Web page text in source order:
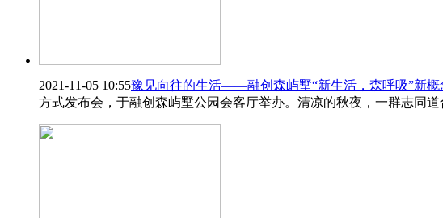
2021-11-05 10:55豫见向往的生活――融创森屿墅“新生活，森呼吸”新概
方式发布会，于融创森屿墅公园会客厅举办。清凉的秋夜，一群志同